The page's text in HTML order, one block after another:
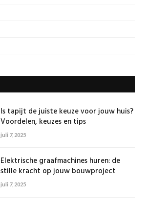
Is tapijt de juiste keuze voor jouw huis?
Voordelen, keuzes en tips
juli 7, 2025
Elektrische graafmachines huren: de
stille kracht op jouw bouwproject
juli 7, 2025